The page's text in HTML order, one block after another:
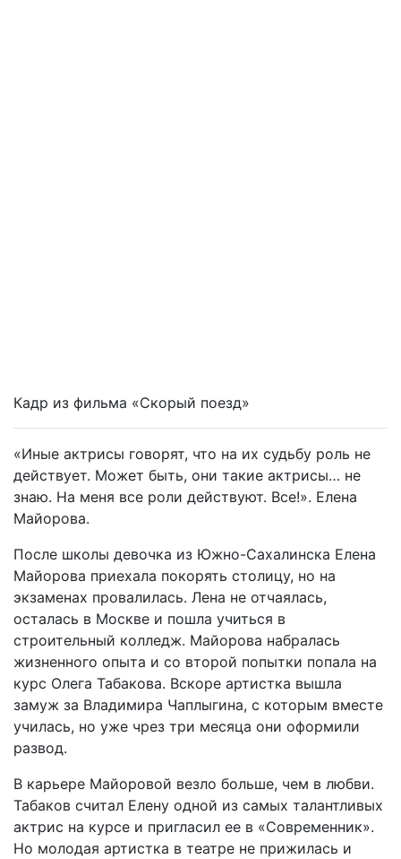
Кадр из фильма «Скорый поезд»
«Иные актрисы говорят, что на их судьбу роль не
действует. Может быть, они такие актрисы… не
знаю. На меня все роли действуют. Все!». Елена
Майорова.
После школы девочка из Южно-Сахалинска Елена
Майорова приехала покорять столицу, но на
экзаменах провалилась. Лена не отчаялась,
осталась в Москве и пошла учиться в
строительный колледж. Майорова набралась
жизненного опыта и со второй попытки попала на
курс Олега Табакова. Вскоре артистка вышла
замуж за Владимира Чаплыгина, с которым вместе
училась, но уже чрез три месяца они оформили
развод.
В карьере Майоровой везло больше, чем в любви.
Табаков считал Елену одной из самых талантливых
актрис на курсе и пригласил ее в «Современник».
Но молодая артистка в театре не прижилась и